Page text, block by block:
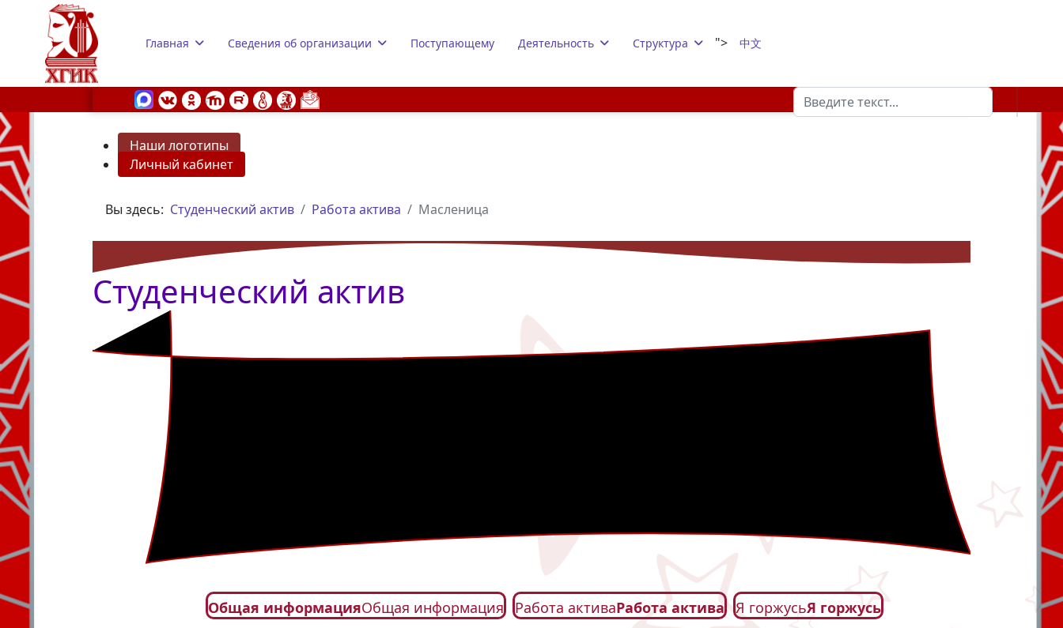
Главная Сведения об организации Поступающему Деятельность Структура "> 中文
Поиск
Наши логотипы
Личный кабинет
Вы здесь: Студенческий актив Работа актива Масленица
Студенческий актив
Общая информацияОбщая информация Работа активаРабота актива Я горжусьЯ горжусь